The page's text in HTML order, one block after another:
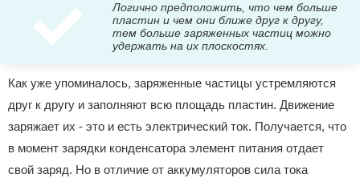
Логично предположить, что чем больше
пластин и чем они ближе друг к другу,
тем больше заряженных частиц можно
удержать на их плоскостях.
Как уже упоминалось, заряженные частицы устремляются
друг к другу и заполняют всю площадь пластин. Движение
заряжает их - это и есть электрический ток. Получается, что
в момент зарядки конденсатора элемент питания отдает
свой заряд. Но в отличие от аккумуляторов сила тока